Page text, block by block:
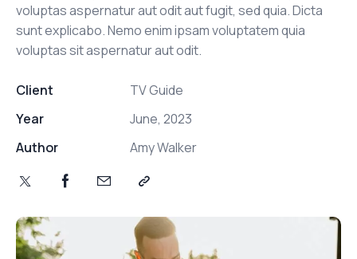
voluptas aspernatur aut odit aut fugit, sed quia. Dicta
sunt explicabo. Nemo enim ipsam voluptatem quia
voluptas sit aspernatur aut odit.
Client
TV Guide
Year
June, 2023
Author
Amy Walker